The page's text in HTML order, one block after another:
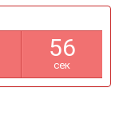
55
сек